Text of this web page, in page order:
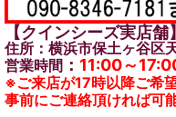
【クインシーズ実店舗】
住所：横浜市保土ヶ谷区
営業時間 ： 11:00～
※ご来店が17時以降ご希
事前にご連絡頂ければ可